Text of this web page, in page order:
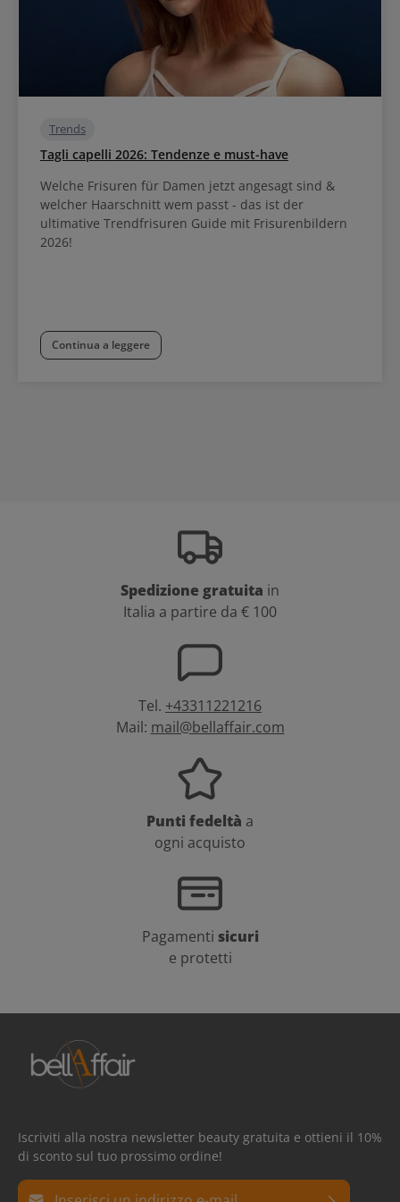
Trends
Tagli capelli 2026: Tendenze e must-have
Welche Frisuren für Damen jetzt angesagt sind &
welcher Haarschnitt wem passt - das ist der
ultimative Trendfrisuren Guide mit Frisurenbildern
2026!
Continua a leggere
Spedizione gratuita in
Italia a partire da € 100
Tel. +43311221216
Mail: mail@bellaffair.com
Punti fedeltà a
ogni acquisto
Pagamenti sicuri
e protetti
Iscriviti alla nostra newsletter beauty gratuita e ottieni il 10%
di sconto sul tuo prossimo ordine!
Indirizzo e-mail*